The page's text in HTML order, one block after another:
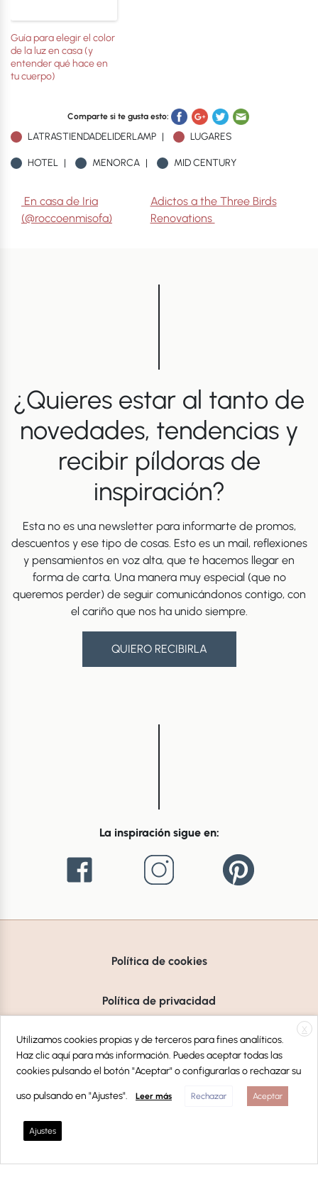
Guía para elegir el color
de la luz en casa (y
entender qué hace en
tu cuerpo)
Comparte si te gusta esto:
LATRASTIENDADELIDERLAMP LUGARES
HOTEL MENORCA MID CENTURY
Navegación de entradas
En casa de Iria
(@roccoenmisofa)
Adictos a the Three Birds
Renovations
¿Quieres estar al tanto de
novedades, tendencias y
recibir píldoras de
inspiración?
Esta no es una newsletter para informarte de promos,
descuentos y ese tipo de cosas. Esto es un mail, reflexiones
y pensamientos en voz alta, que te hacemos llegar en
forma de carta. Una manera muy especial (que no
queremos perder) de seguir comunicándonos contigo, con
el cariño que nos ha unido siempre.
QUIERO RECIBIRLA
La inspiración sigue en:
Política de cookies
Política de privacidad
Aviso Legal
X
Utilizamos cookies propias y de terceros para fines analíticos.
Haz clic aquí para más información. Puedes aceptar todas las
cookies pulsando el botón "Aceptar" o configurarlas o rechazar su
uso pulsando en "Ajustes". Leer más Rechazar Aceptar
Ajustes